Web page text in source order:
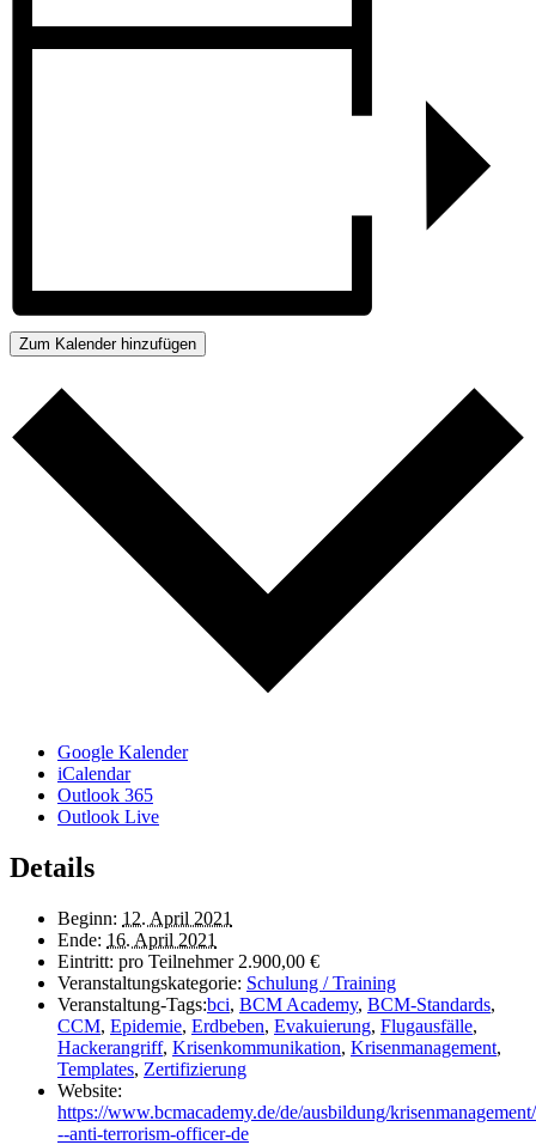
Zum Kalender hinzufügen
Google Kalender
iCalendar
Outlook 365
Outlook Live
Details
Beginn: 12. April 2021
Ende: 16. April 2021
Eintritt: pro Teilnehmer 2.900,00 €
Veranstaltungskategorie: Schulung / Training
Veranstaltung-Tags:bci, BCM Academy, BCM-Standards,
CCM, Epidemie, Erdbeben, Evakuierung, Flugausfälle,
Hackerangriff, Krisenkommunikation, Krisenmanagement,
Templates, Zertifizierung
Website:
https://www.bcmacademy.de/de/ausbildung/
--anti-terrorism-officer-de